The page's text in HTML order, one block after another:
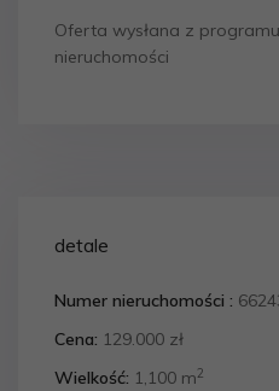
Oferta wysłana z
nieruchomości
detale
Numer nieruchomości :
Cena: 129.000 zł
Wielkość: 1,100 m2